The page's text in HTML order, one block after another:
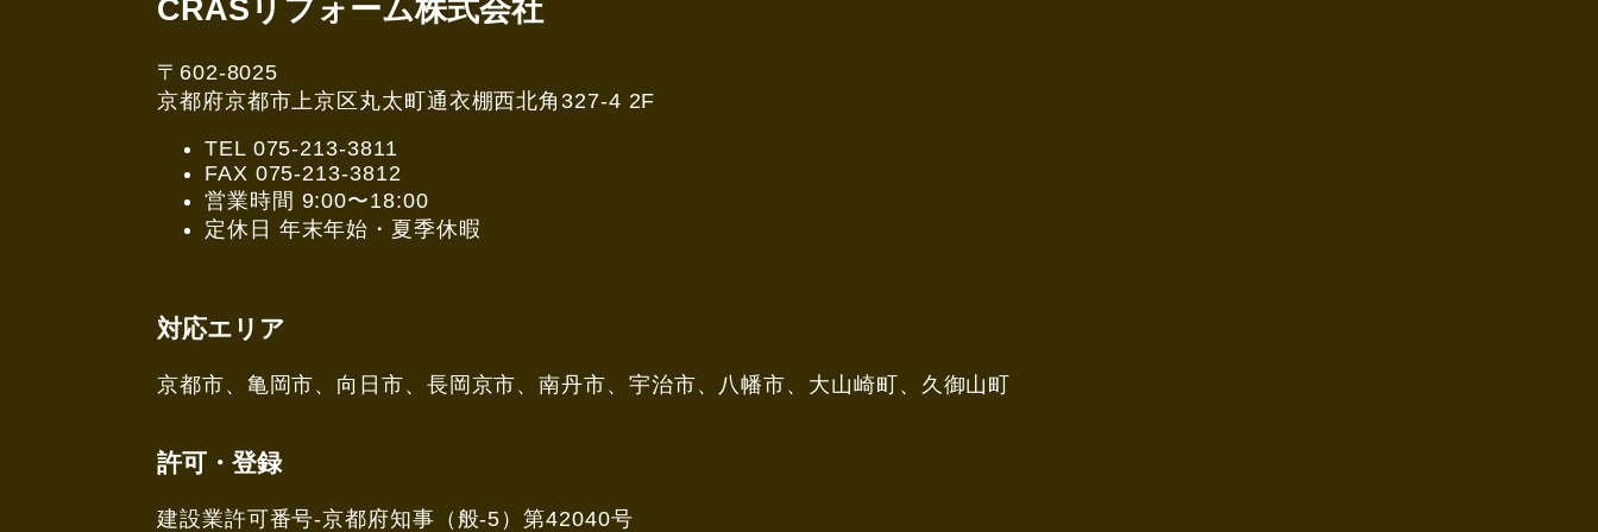
CRASリフォーム株式会社
〒602-8025
京都府京都市上京区丸太町通衣棚西北角327-4 2F
TEL 075-213-3811
FAX 075-213-3812
営業時間 9:00〜18:00
定休日 年末年始・夏季休暇
対応エリア
京都市、亀岡市、向日市、長岡京市、南丹市、宇治市、八幡市、大山崎町、久御山町
許可・登録
建設業許可番号-京都府知事（般-5）第42040号